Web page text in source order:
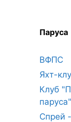
Паруса
ВФПС
Яхт-
Клуб
паруса"
Спрей -